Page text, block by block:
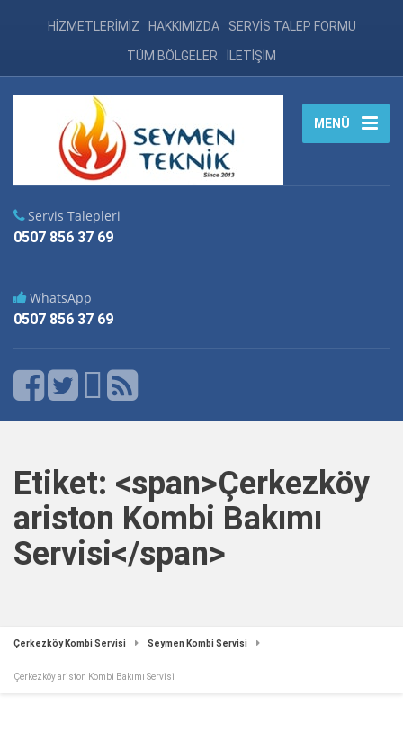
HİZMETLERİMİZ HAKKIMIZDA SERVİS TALEP FORMU
TÜM BÖLGELER İLETİŞİM
MENÜ
Servis Talepleri
0507 856 37 69
WhatsApp
0507 856 37 69
Etiket: <span>Çerkezköy
ariston Kombi Bakımı
Servisi</span>
Çerkezköy Kombi Servisi Seymen Kombi Servisi
Çerkezköy ariston Kombi Bakımı Servisi